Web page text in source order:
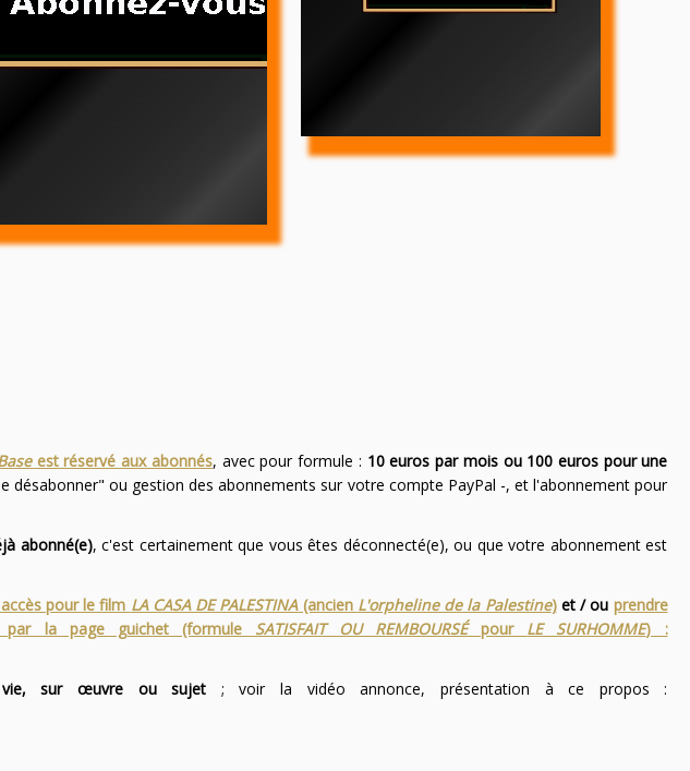
est réservé aux abonnés, avec pour formule : 10 euros par mois ou 100 euros pour une
ou gestion des abonnements sur votre compte PayPal -, et l'abonnement pour
abonné(e), c'est certainement que vous êtes déconnecté(e), ou que votre abonnement est
pour le film LA CASA DE PALESTINA(ancien L'orpheline de la Palestine)et / ou prendre
la page guichet (formule SATISFAIT OU REMBOURSÉpour LE SURHOMME) :
vie, sur œuvre ou sujet ; voir la vidéo annonce, présentation à ce propos :